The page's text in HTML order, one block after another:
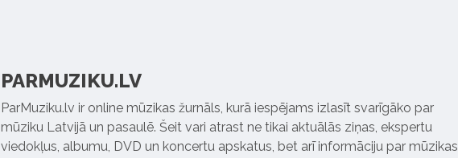
PARMUZIKU.LV
ParMuziku.lv ir online mūzikas žurnāls, kurā iespējams izlasīt svarīgāko par
mūziku Latvijā un pasaulē. Šeit vari atrast ne tikai aktuālās ziņas, ekspertu
viedokļus, albumu, DVD un koncertu apskatus, bet arī informāciju par mūzikas